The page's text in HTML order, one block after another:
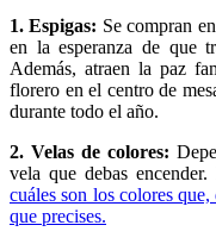
1. Espigas: Se compran
en la esperanza de que
Además, atraen la paz
florero en el centro de
durante todo el año.
2. Velas de colores:
vela que debas
cuáles son los colores
que precises.